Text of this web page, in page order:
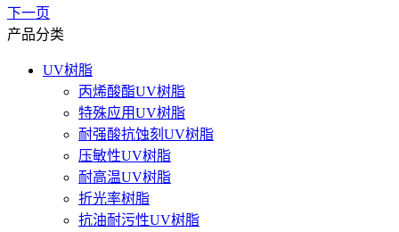
下一页
产品分类
UV树脂
丙烯酸酯UV树脂
特殊应用UV树脂
耐强酸抗蚀刻UV树脂
压敏性UV树脂
耐高温UV树脂
折光率树脂
抗油耐污性UV树脂